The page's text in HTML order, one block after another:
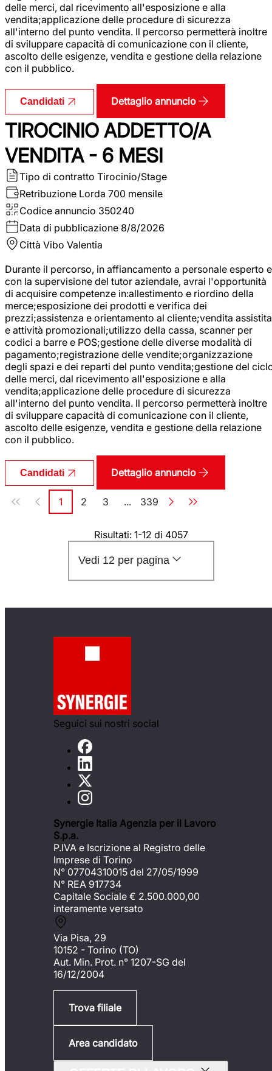
delle merci, dal ricevimento all'esposizione e alla
vendita;applicazione delle procedure di sicurezza
all'interno del punto vendita. Il percorso permetterà inoltre
di sviluppare capacità di comunicazione con il cliente,
ascolto delle esigenze, vendita e gestione della relazione
con il pubblico.
Candidati Dettaglio annuncio
TIROCINIO ADDETTO/A
VENDITA - 6 MESI
Tipo di contratto Tirocinio/Stage
Retribuzione Lorda 700 mensile
Codice annuncio 350240
Data di pubblicazione 8/8/2026
Città Vibo Valentia
Durante il percorso, in affiancamento a personale esperto e
con la supervisione del tutor aziendale, avrai l'opportunità
di acquisire competenze in:allestimento e riordino della
merce;esposizione dei prodotti e verifica dei
prezzi;assistenza e orientamento al cliente;vendita assistita
e attività promozionali;utilizzo della cassa, scanner per
codici a barre e POS;gestione delle diverse modalità di
pagamento;registrazione delle vendite;organizzazione
degli spazi e dei reparti del punto vendita;gestione del
delle merci, dal ricevimento all'esposizione e alla
vendita;applicazione delle procedure di sicurezza
all'interno del punto vendita. Il percorso permetterà inoltre
di sviluppare capacità di comunicazione con il cliente,
ascolto delle esigenze, vendita e gestione della relazione
con il pubblico.
Candidati Dettaglio annuncio
Paginazione
Pagina
1 Pagina
2 Pagina
3 ... Pagina
339
Risultati: 1-12 di 4057
Vedi 12 per pagina
Seguici sui nostri social
Synergie Italia Agenzia per il Lavoro
S.p.a.
P.IVA e Iscrizione al Registro delle
Imprese di Torino
N° 07704310015 del 27/05/1999
N° REA 917734
Capitale Sociale € 2.500.000,00
interamente versato
Via Pisa, 29
10152 - Torino (TO)
Aut. Min. Prot. n° 1207-SG del
16/12/2004
Trova filiale
Area candidato